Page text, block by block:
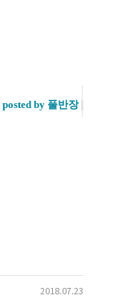
posted by 풀반장
2018.07.23